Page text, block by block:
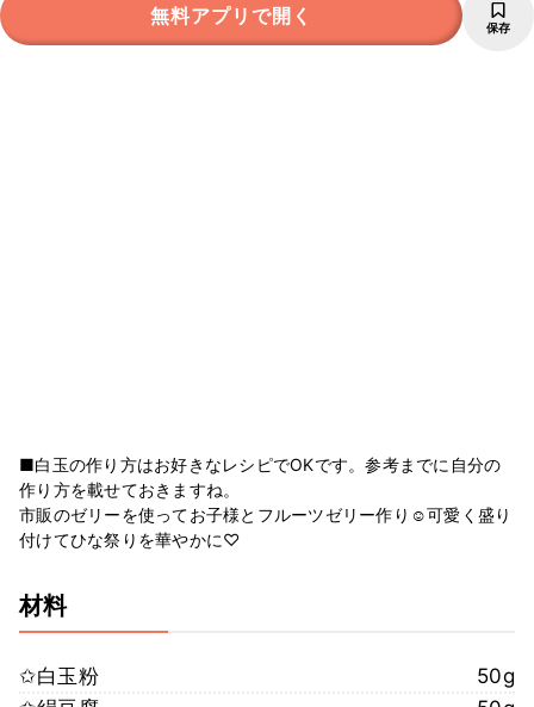
無料アプリで開く 保存
■白玉の作り方はお好きなレシピでOKです。参考までに自分の
作り方を載せておきますね。
市販のゼリーを使ってお子様とフルーツゼリー作り☺可愛く盛り
付けてひな祭りを華やかに♡
材料
✩白玉粉
50g